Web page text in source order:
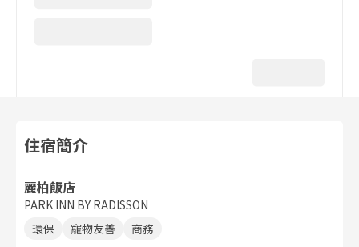
住宿簡介
麗柏飯店
PARK INN BY RADISSON
環保
寵物友善
商務